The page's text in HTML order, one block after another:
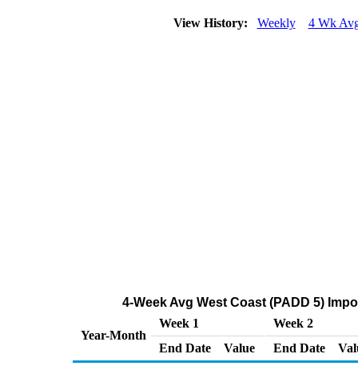
View History: Weekly 4 Wk
4-Week Avg West Coast (PADD 5)
Year-Month
Week 1
Week 2
End Date
Value End Date